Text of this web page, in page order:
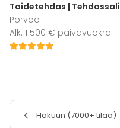
Taidetehdas | Tehdassali
Porvoo
Alk. 1 500 € päivävuokra
Hakuun (7000+ tilaa)